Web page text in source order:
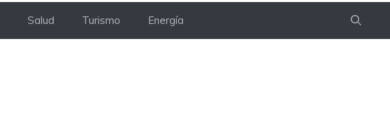
Salud Turismo Energía